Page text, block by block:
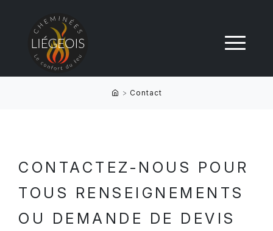
> Contact
CONTACTEZ-NOUS POUR
TOUS RENSEIGNEMENTS
OU DEMANDE DE DEVIS